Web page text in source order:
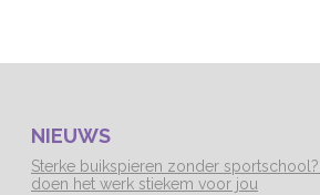
NIEUWS
Sterke buikspieren zonder
doen het werk stiekem voor jou